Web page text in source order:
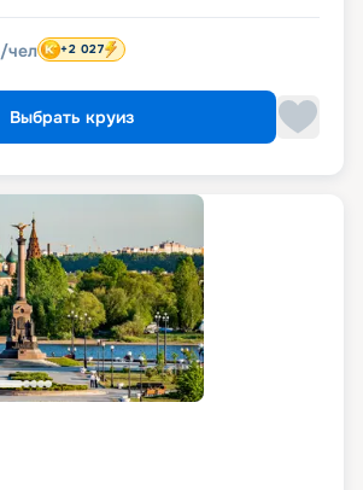
/чел +2 027
Выбрать круиз